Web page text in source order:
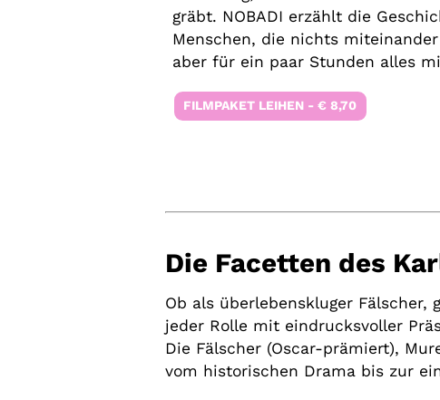
gräbt. NOBADI erzählt die
Menschen, die nichts
aber für ein paar Stunden alles
FILMPAKET LEIHEN - € 8,70
Die Facetten des
Ob als überlebenskluger
jeder Rolle mit eindrucksvoller
Die Fälscher (Oscar-prämiert),
vom historischen Drama bis zur